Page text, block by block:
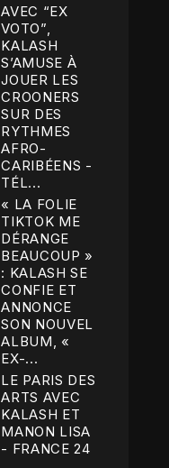
AVEC “EX
VOTO”,
KALASH
S’AMUSE À
JOUER LES
CROONERS
SUR DES
RYTHMES
AFRO-
CARIBÉENS -
TÉL...
« LA FOLIE
TIKTOK ME
DÉRANGE
BEAUCOUP »
: KALASH SE
CONFIE ET
ANNONCE
SON NOUVEL
ALBUM, «
EX-...
LE PARIS DES
ARTS AVEC
KALASH ET
MANON LISA
- FRANCE 24